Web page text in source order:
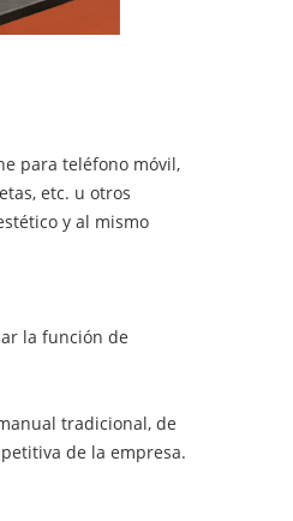
para teléfono móvil,
etc. u otros
y al mismo
la función de
tradicional, de
de la empresa.